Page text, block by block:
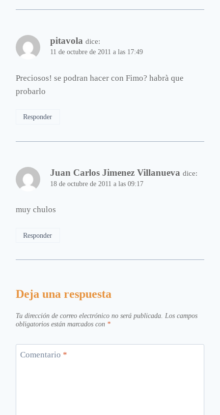
pitavola dice:
11 de octubre de 2011 a las 17:49
Preciosos! se podran hacer con Fimo? habrà que
probarlo
Responder
Juan Carlos Jimenez Villanueva dice:
18 de octubre de 2011 a las 09:17
muy chulos
Responder
Deja una respuesta
Tu dirección de correo electrónico no será publicada. Los campos
obligatorios están marcados con *
Comentario *